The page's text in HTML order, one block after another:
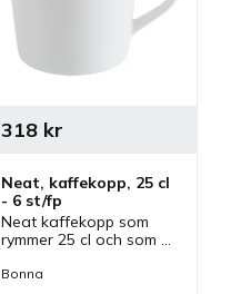
Neat, kaffekopp, 25 cl
- 6 st/fp
Neat kaffekopp som
rymmer 25 cl och som
Kopp som ihop med fat
318 kr
Bonna